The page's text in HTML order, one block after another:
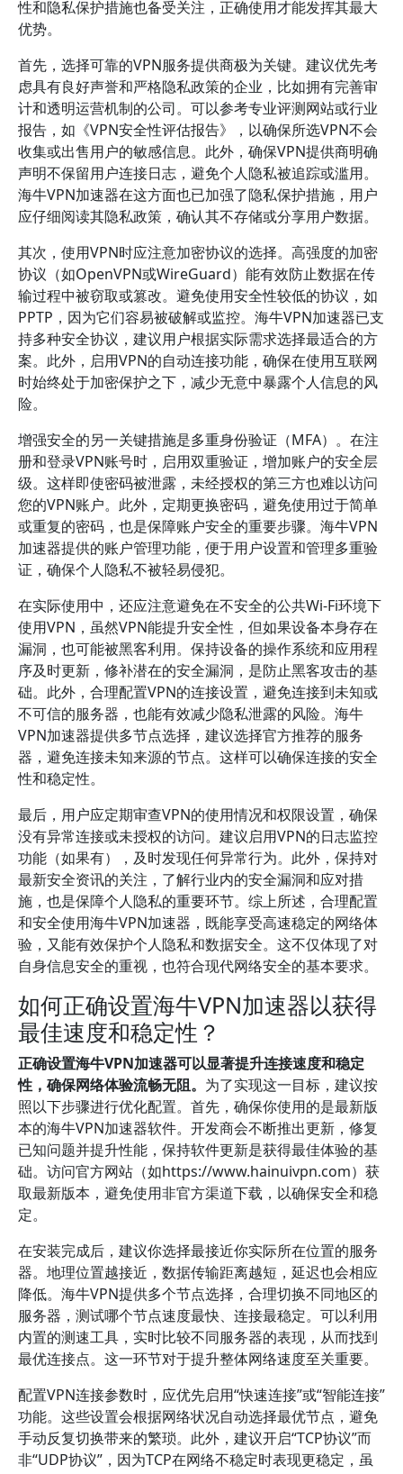
性和隐私保护措施也备受关注，正确使用才能发挥其最大
优势。
首先，选择可靠的VPN服务提供商极为关键。建议优先考
虑具有良好声誉和严格隐私政策的企业，比如拥有完善审
计和透明运营机制的公司。可以参考专业评测网站或行业
报告，如《VPN安全性评估报告》，以确保所选VPN不会
收集或出售用户的敏感信息。此外，确保VPN提供商明确
声明不保留用户连接日志，避免个人隐私被追踪或滥用。
海牛VPN加速器在这方面也已加强了隐私保护措施，用户
应仔细阅读其隐私政策，确认其不存储或分享用户数据。
其次，使用VPN时应注意加密协议的选择。高强度的加密
协议（如OpenVPN或WireGuard）能有效防止数据在传
输过程中被窃取或篡改。避免使用安全性较低的协议，如
PPTP，因为它们容易被破解或监控。海牛VPN加速器已支
持多种安全协议，建议用户根据实际需求选择最适合的方
案。此外，启用VPN的自动连接功能，确保在使用互联网
时始终处于加密保护之下，减少无意中暴露个人信息的风
险。
增强安全的另一关键措施是多重身份验证（MFA）。在注
册和登录VPN账号时，启用双重验证，增加账户的安全层
级。这样即使密码被泄露，未经授权的第三方也难以访问
您的VPN账户。此外，定期更换密码，避免使用过于简单
或重复的密码，也是保障账户安全的重要步骤。海牛VPN
加速器提供的账户管理功能，便于用户设置和管理多重验
证，确保个人隐私不被轻易侵犯。
在实际使用中，还应注意避免在不安全的公共Wi-Fi环境下
使用VPN，虽然VPN能提升安全性，但如果设备本身存在
漏洞，也可能被黑客利用。保持设备的操作系统和应用程
序及时更新，修补潜在的安全漏洞，是防止黑客攻击的基
础。此外，合理配置VPN的连接设置，避免连接到未知或
不可信的服务器，也能有效减少隐私泄露的风险。海牛
VPN加速器提供多节点选择，建议选择官方推荐的服务
器，避免连接未知来源的节点。这样可以确保连接的安全
性和稳定性。
最后，用户应定期审查VPN的使用情况和权限设置，确保
没有异常连接或未授权的访问。建议启用VPN的日志监控
功能（如果有），及时发现任何异常行为。此外，保持对
最新安全资讯的关注，了解行业内的安全漏洞和应对措
施，也是保障个人隐私的重要环节。综上所述，合理配置
和安全使用海牛VPN加速器，既能享受高速稳定的网络体
验，又能有效保护个人隐私和数据安全。这不仅体现了对
自身信息安全的重视，也符合现代网络安全的基本要求。
如何正确设置海牛VPN加速器以获得
最佳速度和稳定性？
正确设置海牛VPN加速器可以显著提升连接速度和稳定
性，确保网络体验流畅无阻。 为了实现这一目标，建议按
照以下步骤进行优化配置。首先，确保你使用的是最新版
本的海牛VPN加速器软件。开发商会不断推出更新，修复
已知问题并提升性能，保持软件更新是获得最佳体验的基
础。访问官方网站（如https://www.hainuivpn.com）获
取最新版本，避免使用非官方渠道下载，以确保安全和稳
定。
在安装完成后，建议你选择最接近你实际所在位置的服务
器。地理位置越接近，数据传输距离越短，延迟也会相应
降低。海牛VPN提供多个节点选择，合理切换不同地区的
服务器，测试哪个节点速度最快、连接最稳定。可以利用
内置的测速工具，实时比较不同服务器的表现，从而找到
最优连接点。这一环节对于提升整体网络速度至关重要。
配置VPN连接参数时，应优先启用“快速连接”或“智能连接”
功能。这些设置会根据网络状况自动选择最优节点，避免
手动反复切换带来的繁琐。此外，建议开启“TCP协议”而
非“UDP协议”，因为TCP在网络不稳定时表现更稳定，虽